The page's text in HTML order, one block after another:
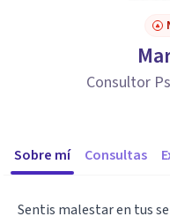
Consultor
Sobre mí Consultas
Sentis malestar en tus